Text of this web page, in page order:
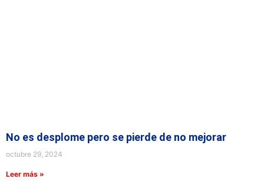
No es desplome pero se pierde de no mejorar
octubre 29, 2024
Leer más »